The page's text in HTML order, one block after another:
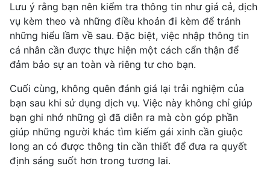
Lưu ý rằng bạn nên kiểm tra thông tin như giá cả, dịch
vụ kèm theo và những điều khoản đi kèm để tránh
những hiểu lầm về sau. Đặc biệt, việc nhập thông tin
cá nhân cần được thực hiện một cách cẩn thận để
đảm bảo sự an toàn và riêng tư cho bạn.
Cuối cùng, không quên đánh giá lại trải nghiệm của
bạn sau khi sử dụng dịch vụ. Việc này không chỉ giúp
bạn ghi nhớ những gì đã diễn ra mà còn góp phần
giúp những người khác tìm kiếm gái xinh cần giuộc
long an có được thông tin cần thiết để đưa ra quyết
định sáng suốt hơn trong tương lai.